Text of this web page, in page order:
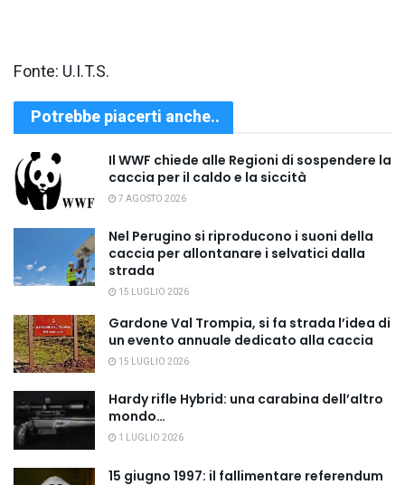
Fonte: U.I.T.S.
Potrebbe piacerti anche..
Il WWF chiede alle Regioni di sospendere la
caccia per il caldo e la siccità
7 AGOSTO 2026
Nel Perugino si riproducono i suoni della
caccia per allontanare i selvatici dalla
strada
15 LUGLIO 2026
Gardone Val Trompia, si fa strada l’idea di
un evento annuale dedicato alla caccia
15 LUGLIO 2026
Hardy rifle Hybrid: una carabina dell’altro
mondo…
1 LUGLIO 2026
15 giugno 1997: il fallimentare referendum